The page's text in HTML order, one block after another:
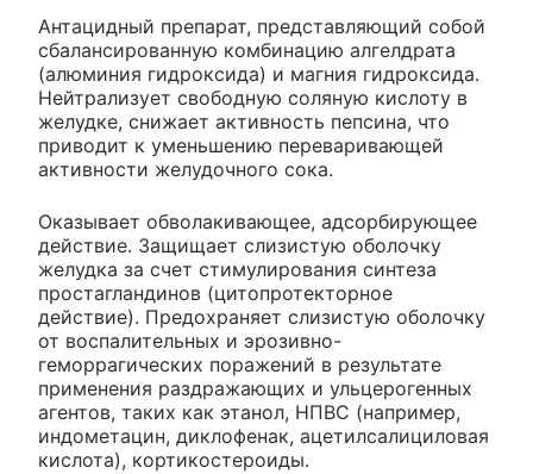
Антацидный препарат, представляющий собой
сбалансированную комбинацию алгелдрата
(алюминия гидроксида) и магния гидроксида.
Нейтрализует свободную соляную кислоту в
желудке, снижает активность пепсина, что
приводит к уменьшению переваривающей
активности желудочного сока.
Оказывает обволакивающее, адсорбирующее
действие. Защищает слизистую оболочку
желудка за счет стимулирования синтеза
простагландинов (цитопротекторное
действие). Предохраняет слизистую оболочку
от воспалительных и эрозивно-
геморрагических поражений в результате
применения раздражающих и ульцерогенных
агентов, таких как этанол, НПВС (например,
индометацин, диклофенак, ацетилсалициловая
кислота), кортикостероиды.